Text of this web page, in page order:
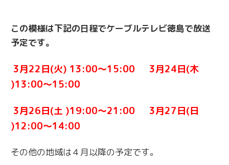
この模様は下記の日程でケーブルテレビ徳島で放送
予定です。
3月22日(火) 13:00～15:00 3月24日(木
)13:00～15:00
3月26日(土 )19:00～21:00 3月27日(日
)12:00～14:00
その他の地域は４月以降の予定です。